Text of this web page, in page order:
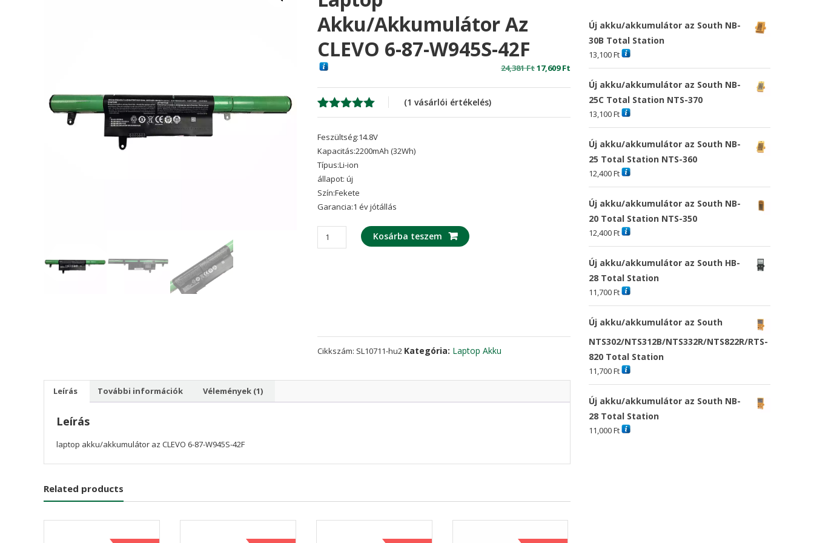
Akku/akkumulátor Az
CLEVO 6-87-W945S-42F
24,381FtOriginal
17,609Ft Current
price
17,609 Ft
Értékelés
ből,
1
értékelés
alapján
(1 vásárlói értékelés)
Feszültség:14.8V
Kapacitás:2200mAh (32Wh)
Típus:Li-ion
állapot: új
Szín:Fekete
Garancia:1 év jótállás
laptop
akku/akkumulátor
Kosárba teszem
Cikkszám: SL10711-hu2 Kategória: Laptop Akku
Leírás További információk Vélemények (1)
Leírás
laptop akku/akkumulátor az CLEVO 6-87-W945S-42F
Related products
Új akku/akkumulátor az South NB-
30B Total Station
13,100Ft
Új akku/akkumulátor az South NB-
25C Total Station NTS-370
13,100Ft
Új akku/akkumulátor az South NB-
25 Total Station NTS-360
12,400Ft
Új akku/akkumulátor az South NB-
20 Total Station NTS-350
12,400Ft
Új akku/akkumulátor az South HB-
28 Total Station
11,700Ft
Új akku/akkumulátor az South
NTS302/NTS312B/NTS332R/NTS822R/RTS-
820 Total Station
11,700Ft
Új akku/akkumulátor az South NB-
28 Total Station
11,000Ft